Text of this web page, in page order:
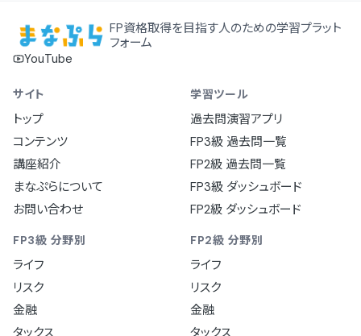
FP資格取得を目指す人のための学習プラット
フォーム
YouTube
サイト
トップ
コンテンツ
講座紹介
まなぷらについて
お問い合わせ
学習ツール
過去問演習アプリ
FP3級 過去問一覧
FP2級 過去問一覧
FP3級 ダッシュボード
FP2級 ダッシュボード
FP3級 分野別
ライフ
リスク
金融
タックス
FP2級 分野別
ライフ
リスク
金融
タックス